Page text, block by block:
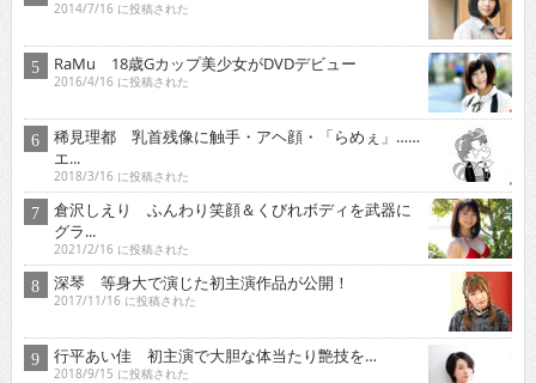
2014/7/16 に投稿された
RaMu 18歳Gカップ美少女がDVDデビュー
2016/4/16 に投稿された
稀見理都 乳首残像に触手・アヘ顔・「らめぇ」……
エ...
2018/3/16 に投稿された
倉沢しえり ふんわり笑顔＆くびれボディを武器に
グラ...
2021/2/16 に投稿された
深琴 等身大で演じた初主演作品が公開！
2017/11/16 に投稿された
行平あい佳 初主演で大胆な体当たり艶技を…
2018/9/15 に投稿された